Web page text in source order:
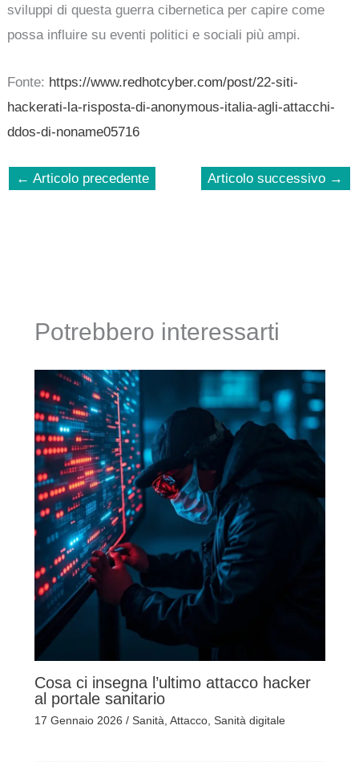
sviluppi di questa guerra cibernetica per capire come
possa influire su eventi politici e sociali più ampi.
Fonte: https://www.redhotcyber.com/post/22-siti-
hackerati-la-risposta-di-anonymous-italia-agli-attacchi-
ddos-di-noname05716
← Articolo precedente Articolo successivo →
Potrebbero interessarti
Cosa ci insegna l’ultimo attacco hacker
al portale sanitario
17 Gennaio 2026 / Sanità Attacco, Sanità digitale